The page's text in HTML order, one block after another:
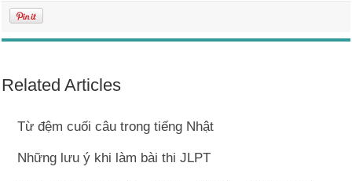
Related Articles
Từ đệm cuối câu trong tiếng Nhật
Những lưu ý khi làm bài thi JLPT